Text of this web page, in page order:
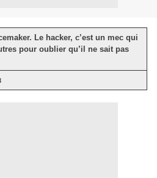
Le hacker, c’est un mec qui
pour oublier qu’il ne sait pas